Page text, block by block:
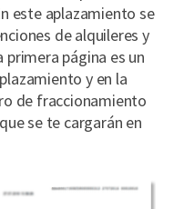
este aplazamiento se
de alquileres y
primera página es un
y en la
de fraccionamiento
se te cargarán en